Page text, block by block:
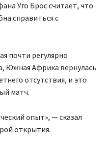
Уго Брос считает, что
справиться с
почти регулярно
Южная Африка вернулась
отсутствия, и это
матч.
опыт», — сказал
открытия.